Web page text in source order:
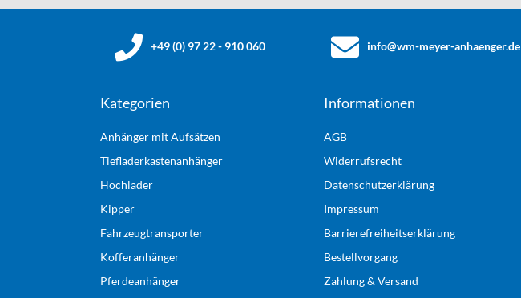
+49 (0) 97 22 - 910 060 info@wm-meyer-anhaenger.de
Kategorien
Anhänger mit Aufsätzen
Tiefladerkastenanhänger
Hochlader
Kipper
Fahrzeugtransporter
Kofferanhänger
Pferdeanhänger
Informationen
AGB
Widerrufsrecht
Datenschutzerklärung
Impressum
Barrierefreiheitserklärung
Bestellvorgang
Zahlung & Versand